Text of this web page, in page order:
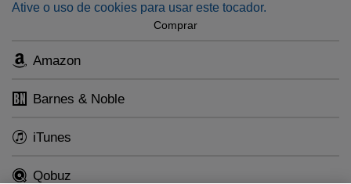
Ative o uso de cookies para usar este tocador.
Comprar
Amazon
Barnes & Noble
iTunes
Qobuz